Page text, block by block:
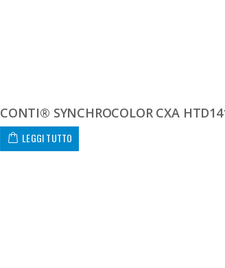
CONTI® SYNCHROCOLOR CXA
LEGGI TUTTO